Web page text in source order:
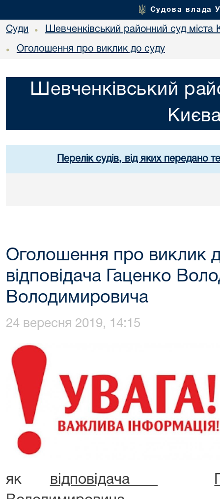
Судова влада
Суди • Шевченківський районний суд міста
• Оголошення про виклик до суду
Шевченківський
Перелік судів, від яких передано
Оголошення про виклик
відповідача Гаценко
Володимировича
24 вересня 2019, 14:15
як відповідача